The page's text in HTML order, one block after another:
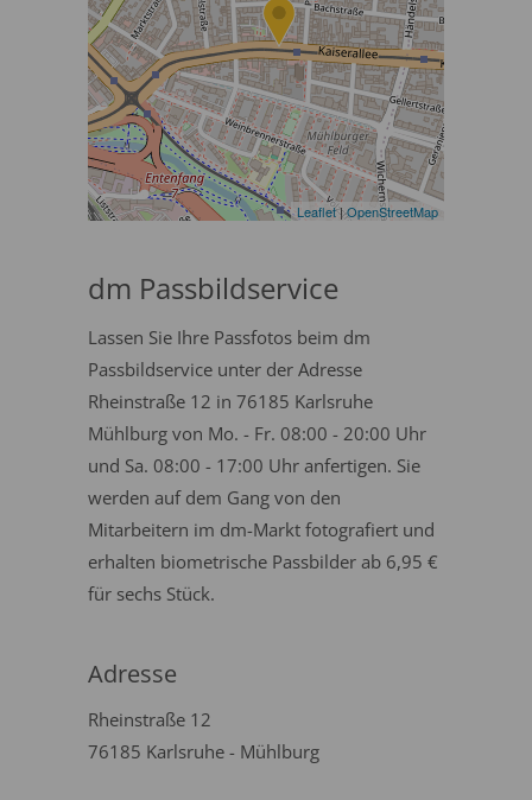
Leaflet|OpenStreetMap
dm Passbildservice
Lassen Sie Ihre Passfotos beim dm
Passbildservice unter der Adresse
Rheinstraße 12 in 76185 Karlsruhe
Mühlburg von Mo. - Fr. 08:00 - 20:00 Uhr
und Sa. 08:00 - 17:00 Uhr anfertigen. Sie
werden auf dem Gang von den
Mitarbeitern im dm-Markt fotografiert und
erhalten biometrische Passbilder ab 6,95 €
für sechs Stück.
Adresse
Rheinstraße 12
76185 Karlsruhe - Mühlburg